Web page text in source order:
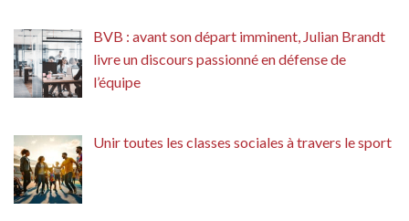
BVB : avant son départ imminent, Julian Brandt
livre un discours passionné en défense de
l’équipe
Unir toutes les classes sociales à travers le sport